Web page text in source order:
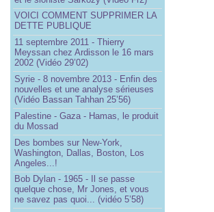
VOICI COMMENT SUPPRIMER LA
DETTE PUBLIQUE
11 septembre 2011 - Thierry
Meyssan chez Ardisson le 16 mars
2002 (Vidéo 29’02)
Syrie - 8 novembre 2013 - Enfin des
nouvelles et une analyse sérieuses
(Vidéo Bassan Tahhan 25’56)
Palestine - Gaza - Hamas, le produit
du Mossad
Des bombes sur New-York,
Washington, Dallas, Boston, Los
Angeles...!
Bob Dylan - 1965 - Il se passe
quelque chose, Mr Jones, et vous
ne savez pas quoi... (vidéo 5’58)